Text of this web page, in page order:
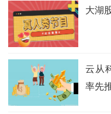
大湖
云从
率先